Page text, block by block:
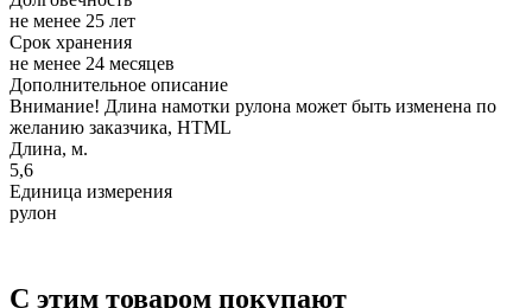
не менее 25 лет
Срок хранения
не менее 24 месяцев
Дополнительное описание
Внимание! Длина намотки рулона может быть изменена по
желанию заказчика, HTML
Длина, м.
5,6
Единица измерения
рулон
С этим товаром покупают